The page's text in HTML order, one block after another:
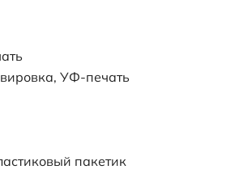
УФ-печать
пакетик